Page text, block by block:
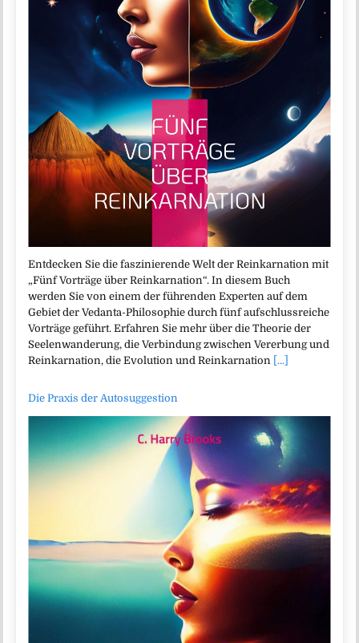
Entdecken Sie die faszinierende Welt der Reinkarnation mit
„Fünf Vorträge über Reinkarnation“. In diesem Buch
werden Sie von einem der führenden Experten auf dem
Gebiet der Vedanta-Philosophie durch fünf aufschlussreiche
Vorträge geführt. Erfahren Sie mehr über die Theorie der
Seelenwanderung, die Verbindung zwischen Vererbung und
Reinkarnation, die Evolution und Reinkarnation [...]
Die Praxis der Autosuggestion